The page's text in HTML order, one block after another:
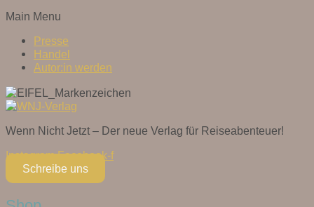
Main Menu
Presse
Handel
Autor:in werden
Wenn Nicht Jetzt – Der neue Verlag für Reiseabenteuer!
Instagram Facebook-f
Schreibe uns